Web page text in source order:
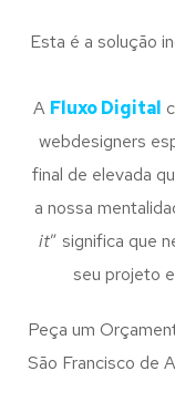
Esta é a solução
A Fluxo Digital
webdesigners
final de elevada
a nossa
it” significa que
seu projeto
Peça um
São Francisco de